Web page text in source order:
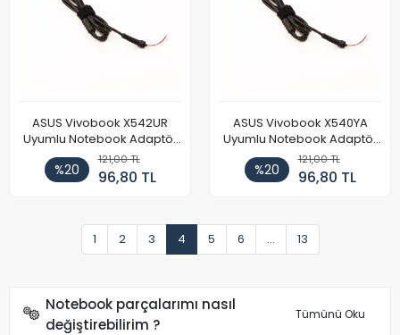
ASUS Vivobook X542UR
Uyumlu Notebook Adaptör
DC Power Kablosu
%20
121,00 TL
96,80 TL
ASUS Vivobook X540YA
Uyumlu Notebook Adaptör
DC Power Kablosu
%20
121,00 TL
96,80 TL
1 2 3 4 5 6 ... 13
Notebook parçalarımı nasıl
değiştirebilirim ?
Tümünü Oku